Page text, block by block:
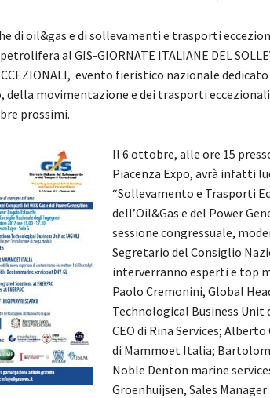
di oil&gas e di sollevamenti e trasporti
al GIS-GIORNATE ITALIANE DEL
evento fieristico nazionale
della movimentazione e dei trasporti
prossimi.
Il 6 ottobre, alle ore 15
Piacenza Expo, avrà infatti
“Sollevamento e Trasporti
dell’Oil&Gas e del Power
sessione congressuale,
Segretario del Consiglio
interverranno esperti e top
Paolo Cremonini, Global
Technological Business Unit
CEO di Rina Services;
di Mammoet Italia;
Noble Denton marine
Groenhuijsen, Sales